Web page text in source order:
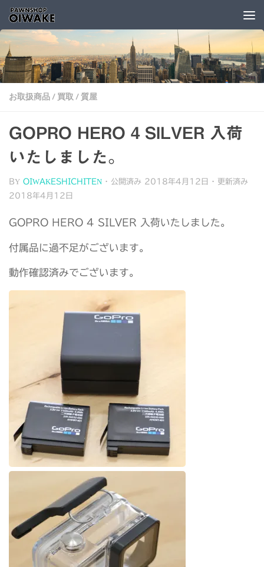
コンテンツへスキップ
お取扱商品/ 買取 /質屋
GOPRO HERO 4 SILVER 入荷
いたしました。
BY OIWAKESHICHITEN · 公開済み 2018年4月12日
· 更新済み
2018年4月12日
GOPRO HERO 4 SILVER 入荷いたしました。
付属品に過不足がございます。
動作確認済みでございます。